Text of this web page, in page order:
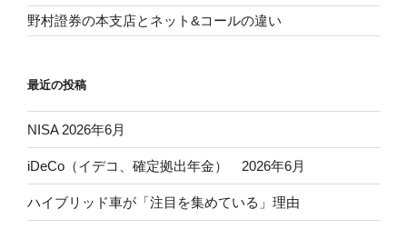
野村證券の本支店とネット&コールの違い
最近の投稿
NISA 2026年6月
iDeCo（イデコ、確定拠出年金） 2026年6月
ハイブリッド車が「注目を集めている」理由